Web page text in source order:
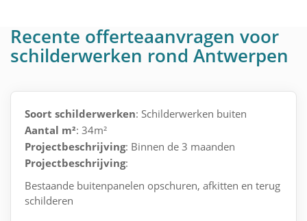
Recente offerteaanvragen voor
schilderwerken rond Antwerpen
Soort schilderwerken: Schilderwerken buiten
Aantal m²: 34m²
Projectbeschrijving: Binnen de 3 maanden
Projectbeschrijving:
Bestaande buitenpanelen opschuren, afkitten en terug
schilderen